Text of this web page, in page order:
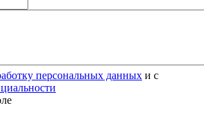
персональных данных и с